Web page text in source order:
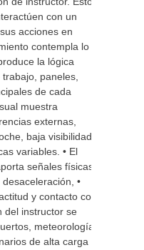
con un
acciones en
contempla lo
la lógica
paneles,
de cada
muestra
externas,
baja visibilidad y
variables. • El
señales físicas
•
y contacto con
del instructor se
meteorología,
de alta carga